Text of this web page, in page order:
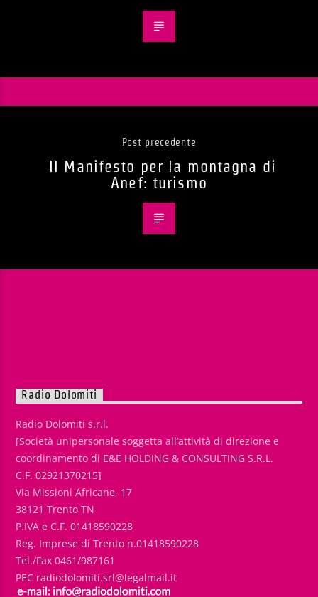
Post precedente
Il Manifesto per la montagna di
Anef: turismo
Radio Dolomiti
Radio Dolomiti s.r.l.
[Società unipersonale soggetta all’attività di direzione e
coordinamento di E&E HOLDING & CONSULTING S.R.L.
C.F. 02921370215]
Via Missioni Africane, 17
38121 Trento TN
P.IVA e C.F. 01418590228
Reg. Imprese di Trento n.01418590228
Tel./Fax 0461/987161
PEC radiodolomiti.srl@legalmail.it